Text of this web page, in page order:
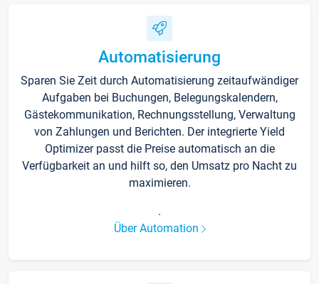
Automatisierung
Sparen Sie Zeit durch Automatisierung zeitaufwändiger
Aufgaben bei Buchungen, Belegungskalendern,
Gästekommunikation, Rechnungsstellung, Verwaltung
von Zahlungen und Berichten. Der integrierte Yield
Optimizer passt die Preise automatisch an die
Verfügbarkeit an und hilft so, den Umsatz pro Nacht zu
maximieren.
.
Über Automation